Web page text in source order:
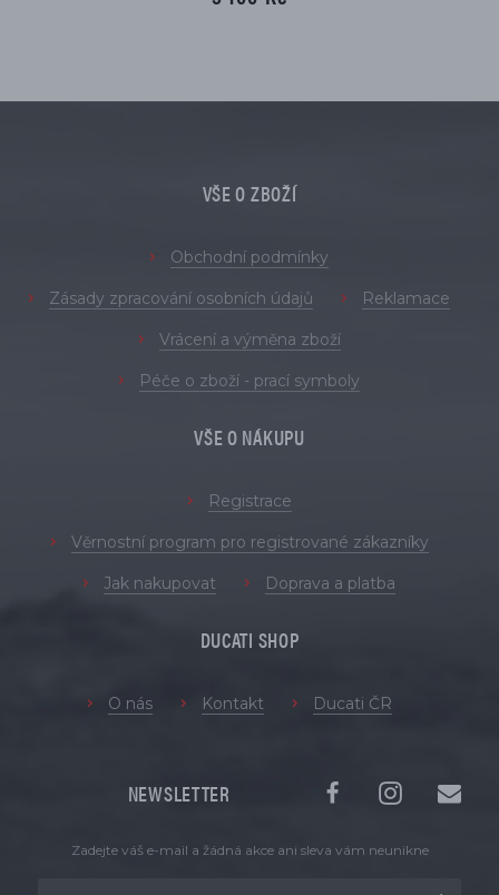
VŠE O ZBOŽÍ
Obchodní podmínky
Zásady zpracování osobních údajů Reklamace
Vrácení a výměna zboží
Péče o zboží - prací symboly
VŠE O NÁKUPU
Registrace
Věrnostní program pro registrované zákazníky
Jak nakupovat Doprava a platba
DUCATI SHOP
O nás Kontakt Ducati ČR
NEWSLETTER
Zadejte váš e-mail a žádná akce ani sleva vám neunikne